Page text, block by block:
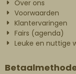
Over ons
Voorwaarden
Klantervaringen
Fairs (agenda)
Leuke en nuttige